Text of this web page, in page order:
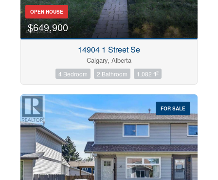
Price
$0 $100000000
Community
Sub Division
OPEN HOUSE
$649,900
14904 1 Street Se
Calgary, Alberta
4 Bedroom 2 Bathroom 1,082 ft2
FOR SALE